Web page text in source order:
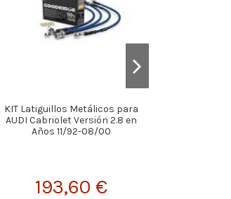
KIT Latiguillos Metálicos para
AUDI Cabriolet Versión 2.8 en
Años 11/92-08/00
193,60 €